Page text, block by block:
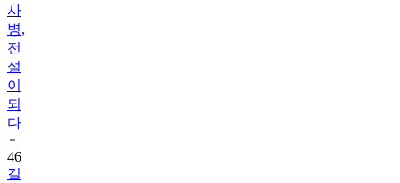
사
병,
전
설
이
되
다
46
길